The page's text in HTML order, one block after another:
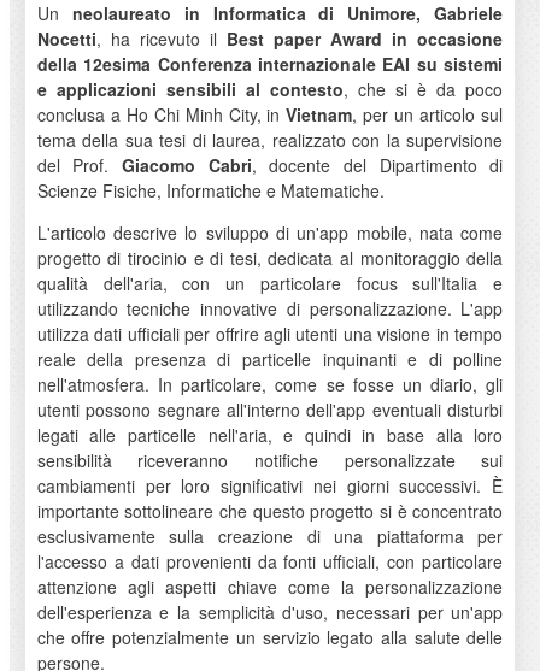
Un neolaureato in Informatica di Unimore, Gabriele
Nocetti, ha ricevuto il Best paper Award in occasione
della 12esima Conferenza internazionale EAI su sistemi
e applicazioni sensibili al contesto, che si è da poco
conclusa a Ho Chi Minh City, inVietnam, per un articolo sul
tema della sua tesi di laurea, realizzato con la supervisione
del Prof.Giacomo Cabri, docente del Dipartimento di
Scienze Fisiche, Informatiche e Matematiche.
L'articolo descrive lo sviluppo di un'app mobile, nata come
progetto di tirocinio e di tesi, dedicata al monitoraggio della
qualità dell'aria, con un particolare focus sull'Italia e
utilizzando tecniche innovative di personalizzazione. L'app
utilizza dati ufficiali per offrire agli utenti una visione in tempo
reale della presenza di particelle inquinanti e di polline
nell'atmosfera. In particolare, come se fosse un diario, gli
utenti possono segnare all'interno dell'app eventuali disturbi
legati alle particelle nell'aria, e quindi in base alla loro
sensibilità riceveranno notifiche personalizzate sui
cambiamenti per loro significativi nei giorni successivi. È
importante sottolineare che questo progetto si è concentrato
esclusivamente sulla creazione di una piattaforma per
l'accesso a dati provenienti da fonti ufficiali, con particolare
attenzione agli aspetti chiave come la personalizzazione
dell'esperienza e la semplicità d'uso, necessari per un'app
che offre potenzialmente un servizio legato alla salute delle
persone.